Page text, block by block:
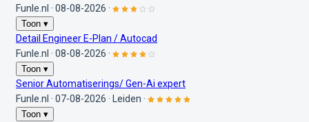
Funle.nl · 08-08-2026 ·
Toon ▾
Detail Engineer E-Plan / Autocad
Funle.nl · 08-08-2026 ·
Toon ▾
Senior Automatiserings/ Gen-Ai expert
Funle.nl · 07-08-2026 · Leiden ·
Toon ▾